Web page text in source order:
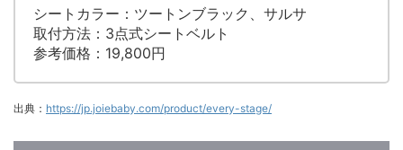
シートカラー：ツートンブラック、サルサ
取付方法：3点式シートベルト
参考価格：19,800円
出典： https://jp.joiebaby.com/product/every-stage/